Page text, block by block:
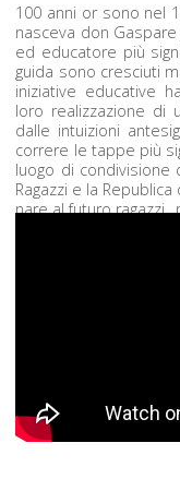
100 anni or sono nel
nasce­va don
ed edu­ca­tore più
gui­da sono cresciu­ti
inizia­tive educa­tive
loro real­iz­zazione di
dalle intu­izioni
cor­rere le tappe più
luo­go di con­di­vi­sione
Ragazzi e la
nare al futuro